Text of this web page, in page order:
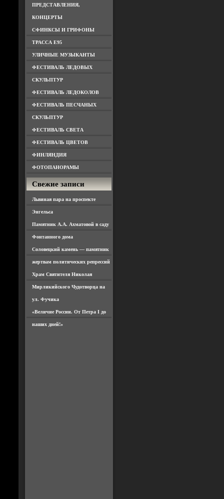
ПРЕДСТАВЛЕНИЯ,
КОНЦЕРТЫ
СФИНКСЫ И ГРИФОНЫ
ТРАССА Е95
УЛИЧНЫЕ МУЗЫКАНТЫ
ФЕСТИВАЛЬ ЛЕДОВЫХ
СКУЛЬПТУР
ФЕСТИВАЛЬ ЛЕДОКОЛОВ
ФЕСТИВАЛЬ ПЕСЧАНЫХ
СКУЛЬПТУР
ФЕСТИВАЛЬ СВЕТА
ФЕСТИВАЛЬ ЦВЕТОВ
ФИНЛЯНДИЯ
ФОТОПАНОРАМЫ
Свежие записи
Львиная пара на проспекте
Энгельса
Памятник А.А. Ахматовой в саду
Фонтанного дома
Соловецкий камень — памятник
жертвам политических репрессий
Храм Святителя Николая
Мирликийского Чудотворца на
ул. Фучика
«Величие России. От Петра I до
наших дней!»